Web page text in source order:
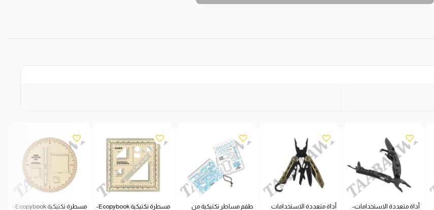
أداة متعددة الاستخدامات-
أداة متعددة الاستخدامات
طقم مساطر تكتيكية من
مسطرة تكتيكية Ecopybook-
مسطرة تكتيكية Ecopybook-